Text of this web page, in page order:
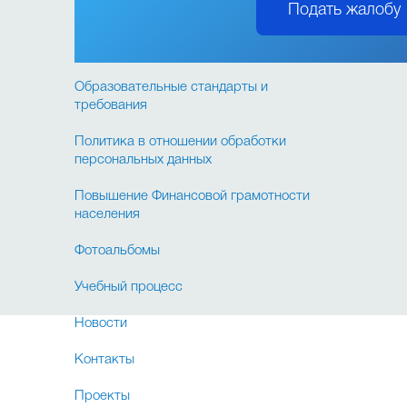
Образовательные стандарты и
требования
Политика в отношении обработки
персональных данных
Повышение Финансовой грамотности
населения
Фотоальбомы
Учебный процесс
Новости
Контакты
Проекты
Подать жалобу